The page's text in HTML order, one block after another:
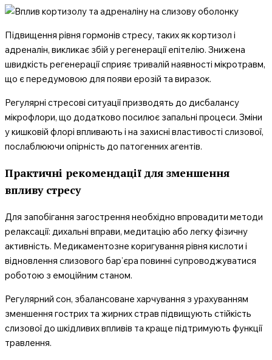
Підвищення рівня гормонів стресу, таких як кортизол і
адреналін, викликає збій у регенерації епітелію. Знижена
швидкість регенерації сприяє тривалій наявності мікротравм,
що є передумовою для появи ерозій та виразок.
Регулярні стресові ситуації призводять до дисбалансу
мікрофлори, що додатково посилює запальні процеси. Зміни
у кишковій флорі впливають і на захисні властивості слизової,
послаблюючи опірність до патогенних агентів.
Практичні рекомендації для зменшення
впливу стресу
Для запобігання загострення необхідно впровадити методи
релаксації: дихальні вправи, медитацію або легку фізичну
активність. Медикаментозне коригування рівня кислоти і
відновлення слизового бар’єра повинні супроводжуватися
роботою з емоційним станом.
Регулярний сон, збалансоване харчування з урахуванням
зменшення гострих та жирних страв підвищують стійкість
слизової до шкідливих впливів та краще підтримують функції
травлення.